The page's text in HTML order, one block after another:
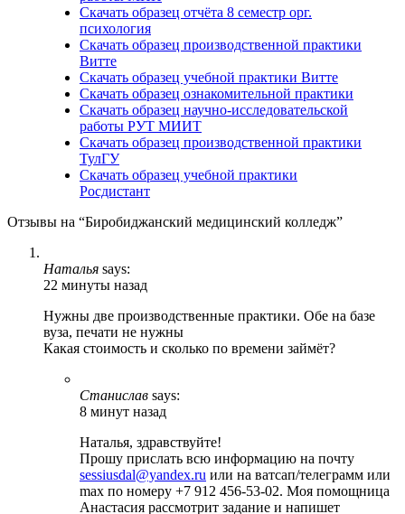
Скачать образец отчёта 8 семестр орг.
психология
Скачать образец производственной практики
Витте
Скачать образец учебной практики Витте
Скачать образец ознакомительной практики
Скачать образец научно-исследовательской
работы РУТ МИИТ
Скачать образец производственной практики
ТулГУ
Скачать образец учебной практики
Росдистант
Отзывы на “Биробиджанский медицинский колледж”
Наталья says:
22 минуты назад
Нужны две производственные практики. Обе на базе
вуза, печати не нужны
Какая стоимость и сколько по времени займёт?
Станислав says:
8 минут назад
Наталья, здравствуйте!
Прошу прислать всю информацию на почту
sessiusdal@yandex.ru или на ватсап/телеграмм или
max по номеру +7 912 456-53-02. Моя помощница
Анастасия рассмотрит задание и напишет